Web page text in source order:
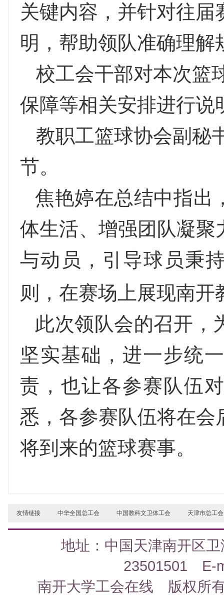
关键内容，并针对往
明，帮助领队准确理
校工会干部对本次篮
保障等相关安排进行说
教职工篮球协会副秘
节。
焦艳婷在总结中指出
体生活、增强团队凝
与动员，引导球员秉
则，在赛场上展现南开
此次领队会的召开，
坚实基础，进一步统
责，也让各参赛队伍
悉，各参赛队伍将在
将到来的篮球赛事。
友情链接 中华全国总工会 中国教科文卫体工会 天津市总工会
地址：中国天津南开区
23501501 E-
南开大学工会在线 版权所